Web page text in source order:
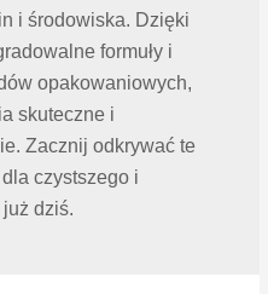
i środowiska. Dzięki
formuły i
opakowaniowych,
skuteczne i
Zacznij odkrywać te
czystszego i
dziś.